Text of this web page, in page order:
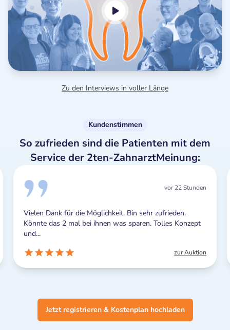
Zu den Interviews in voller Länge
Kundenstimmen
So zufrieden sind die Patienten mit dem
Service der 2ten-ZahnarztMeinung:
vor 22 Stunden
Vielen Dank für die Möglichkeit. Bin sehr zufrieden.
Könnte das 2 mal bei ihnen was sparen. Tolles Konzept
und...
zur Auktion
Jetzt registrieren & Kostenplan hochladen